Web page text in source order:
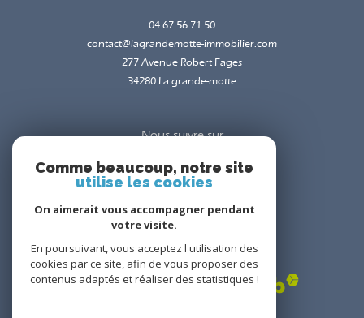
04 67 56 71 50
contact@lagrandemotte-immobilier.com
277 Avenue Robert Fages
34280 la grande-motte
Nous suivre sur
Adhérents
Comme beaucoup, notre site
utilise les cookies
On aimerait vous accompagner pendant
votre visite.
En poursuivant, vous acceptez l'utilisation des
cookies par ce site, afin de vous proposer des
contenus adaptés et réaliser des statistiques !